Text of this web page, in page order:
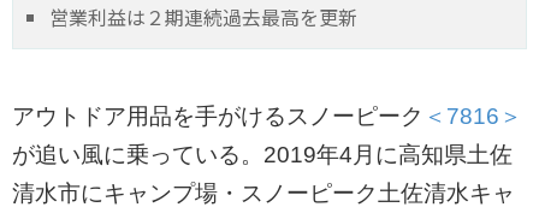
営業利益は２期連続過去最高を更新
アウトドア用品を手がけるスノーピーク ＜7816＞
が追い風に乗っている。2019年4月に高知県土佐
清水市にキャンプ場・スノーピーク土佐清水キャ